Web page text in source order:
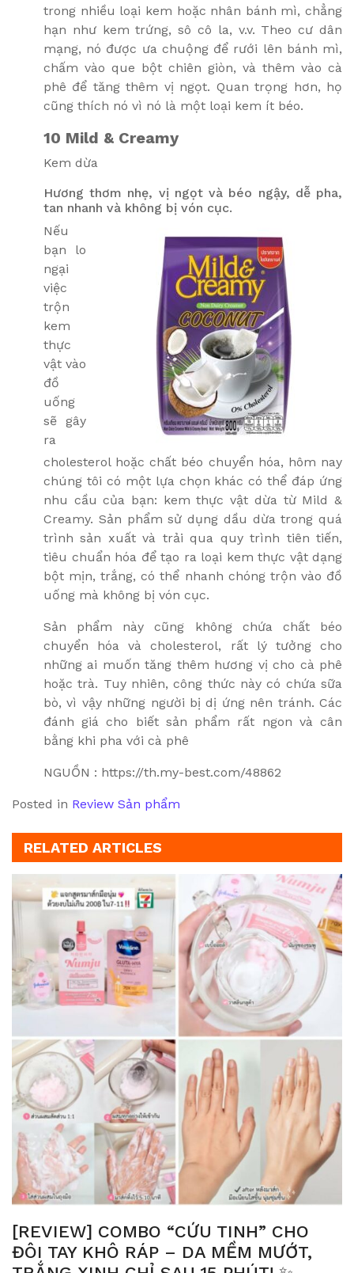
trong nhiều loại kem hoặc nhân bánh mì, chẳng
hạn như kem trứng, sô cô la, v.v. Theo cư dân
mạng, nó được ưa chuộng để rưới lên bánh mì,
chấm vào que bột chiên giòn, và thêm vào cà
phê để tăng thêm vị ngọt. Quan trọng hơn, họ
cũng thích nó vì nó là một loại kem ít béo.
10 Mild & Creamy
Kem dừa
Hương thơm nhẹ, vị ngọt và béo ngậy, dễ pha,
tan nhanh và không bị vón cục.
Nếu
bạn lo
ngại
việc
trộn
kem
thực
vật vào
đồ
uống
sẽ gây
ra
cholesterol hoặc chất béo chuyển hóa, hôm nay
chúng tôi có một lựa chọn khác có thể đáp ứng
nhu cầu của bạn: kem thực vật dừa từ Mild &
Creamy. Sản phẩm sử dụng dầu dừa trong quá
trình sản xuất và trải qua quy trình tiên tiến,
tiêu chuẩn hóa để tạo ra loại kem thực vật dạng
bột mịn, trắng, có thể nhanh chóng trộn vào đồ
uống mà không bị vón cục.
Sản phẩm này cũng không chứa chất béo
chuyển hóa và cholesterol, rất lý tưởng cho
những ai muốn tăng thêm hương vị cho cà phê
hoặc trà. Tuy nhiên, công thức này có chứa sữa
bò, vì vậy những người bị dị ứng nên tránh. Các
đánh giá cho biết sản phẩm rất ngon và cân
bằng khi pha với cà phê
NGUỒN : https://th.my-best.com/48862
Posted in Review Sản phẩm
RELATED ARTICLES
[REVIEW] COMBO “CỨU TINH” CHO
ĐÔI TAY KHÔ RÁP – DA MỀM MƯỚT,